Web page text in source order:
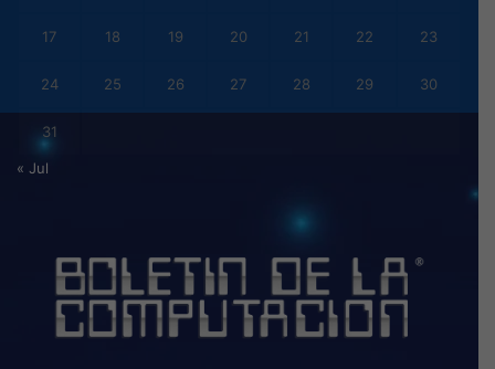
17 18 19 20 21 22 23
24 25 26 27 28 29 30
31
« Jul